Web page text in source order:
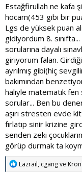
tahammülüm
eğitim sistemimizin
aptal olduğum
uğraşsam
verdiğim çabanın
sonuç
sağlıyordu​
izninizle kendimi
kurmak istiyorum​
şans işine
hariç(doğulan yer
şey.​
İrade kısmına
geliştirebilir çok
irademiz gelişiyor
Şimdi geldik can
Estağfirullah ne kafa
hocam(453 gibi bir
Lgs de yüksek puan
gidiyordum 8.
sorularına dayalı
giriyorum falan.
ayrılmış gibi(hiç
bakımından
haliyle matematik fen
sorular... Ben bu
aşırı stresten evde
fırlatıp sinir krizine
senden zeki
görüp durmak ta
TLazrail, cgangve